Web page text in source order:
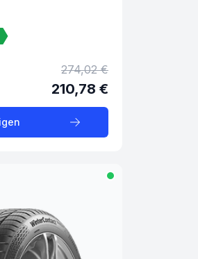
274,02 €
210,78 €